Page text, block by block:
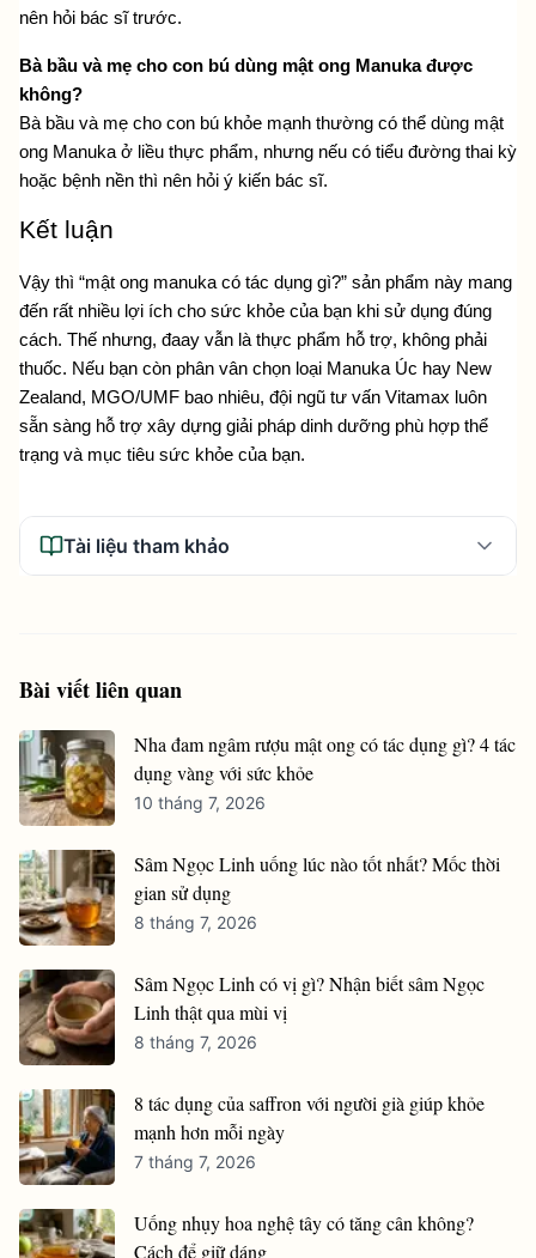
nên hỏi bác sĩ trước.
Bà bầu và mẹ cho con bú dùng mật ong Manuka được
không?
Bà bầu và mẹ cho con bú khỏe mạnh thường có thể dùng mật
ong Manuka ở liều thực phẩm, nhưng nếu có tiểu đường thai kỳ
hoặc bệnh nền thì nên hỏi ý kiến bác sĩ.
Kết luận
Vậy thì “mật ong manuka có tác dụng gì?” sản phẩm này mang
đến rất nhiều lợi ích cho sức khỏe của bạn khi sử dụng đúng
cách. Thế nhưng, đaay vẫn là thực phẩm hỗ trợ, không phải
thuốc. Nếu bạn còn phân vân chọn loại Manuka Úc hay New
Zealand, MGO/UMF bao nhiêu, đội ngũ tư vấn Vitamax luôn
sẵn sàng hỗ trợ xây dựng giải pháp dinh dưỡng phù hợp thể
trạng và mục tiêu sức khỏe của bạn.
Tài liệu tham khảo
Bài viết liên quan
Nha đam ngâm rượu mật ong có tác dụng gì? 4 tác
dụng vàng với sức khỏe
10 tháng 7, 2026
Sâm Ngọc Linh uống lúc nào tốt nhất? Mốc thời
gian sử dụng
8 tháng 7, 2026
Sâm Ngọc Linh có vị gì? Nhận biết sâm Ngọc
Linh thật qua mùi vị
8 tháng 7, 2026
8 tác dụng của saffron với người già giúp khỏe
mạnh hơn mỗi ngày
7 tháng 7, 2026
Uống nhụy hoa nghệ tây có tăng cân không?
Cách để giữ dáng